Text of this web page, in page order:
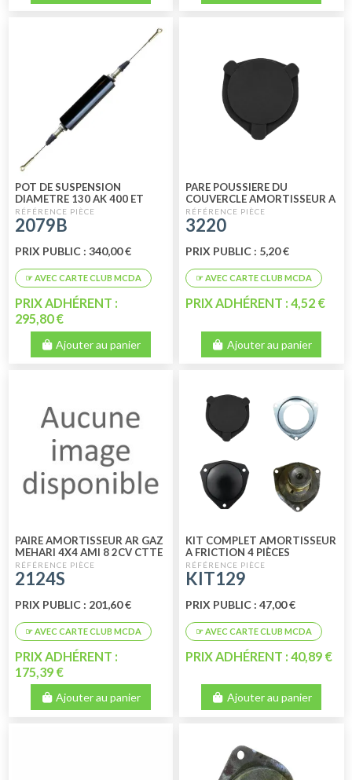
POT DE SUSPENSION
DIAMETRE 130 AK 400 ET
AMI8 MONTAGE BUTÉE
CAOUTCHOUC
2079B
PRIX PUBLIC : 340,00 €
PRIX ADHÉRENT :
295,80 €
Ajouter au panier
PARE POUSSIERE DU
COUVERCLE AMORTISSEUR A
FRICTION
3220
PRIX PUBLIC : 5,20 €
PRIX ADHÉRENT : 4,52 €
Ajouter au panier
PAIRE AMORTISSEUR AR GAZ
MEHARI 4X4 AMI 8 2CV CTTE
DIAM. 14 DOUBLE EFFETS
2124S
PRIX PUBLIC : 201,60 €
PRIX ADHÉRENT :
175,39 €
Ajouter au panier
KIT COMPLET AMORTISSEUR
A FRICTION 4 PIÈCES
KIT129
PRIX PUBLIC : 47,00 €
PRIX ADHÉRENT : 40,89 €
Ajouter au panier